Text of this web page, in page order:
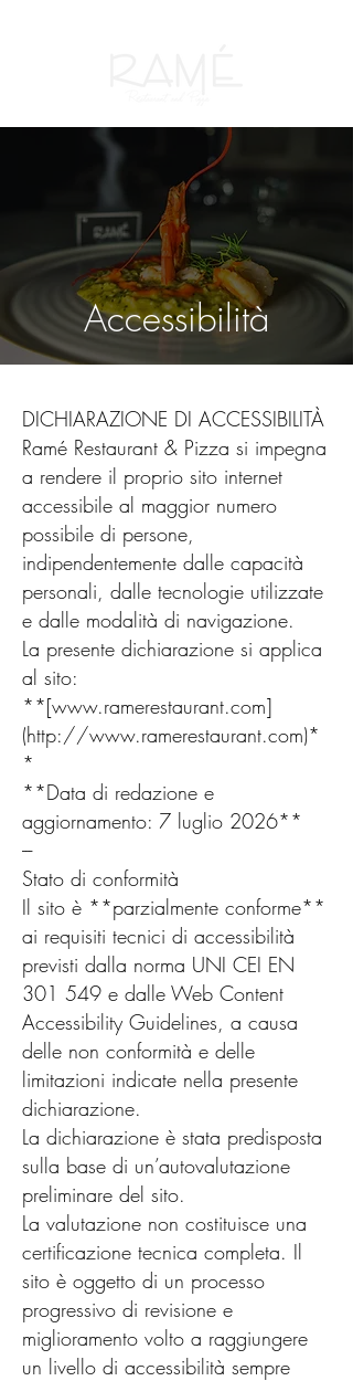
Prenota Ora
Accessibilità
DICHIARAZIONE DI ACCESSIBILITÀ
Ramé Restaurant & Pizza si impegna
a rendere il proprio sito internet
accessibile al maggior numero
possibile di persone,
indipendentemente dalle capacità
personali, dalle tecnologie utilizzate
e dalle modalità di navigazione.
La presente dichiarazione si applica
al sito:
**[www.ramerestaurant.com]
(http://www.ramerestaurant.com)*
*
**Data di redazione e
aggiornamento: 7 luglio 2026**
---
Stato di conformità
Il sito è **parzialmente conforme**
ai requisiti tecnici di accessibilità
previsti dalla norma UNI CEI EN
301 549 e dalle Web Content
Accessibility Guidelines, a causa
delle non conformità e delle
limitazioni indicate nella presente
dichiarazione.
La dichiarazione è stata predisposta
sulla base di un’autovalutazione
preliminare del sito.
La valutazione non costituisce una
certificazione tecnica completa. Il
sito è oggetto di un processo
progressivo di revisione e
miglioramento volto a raggiungere
un livello di accessibilità sempre